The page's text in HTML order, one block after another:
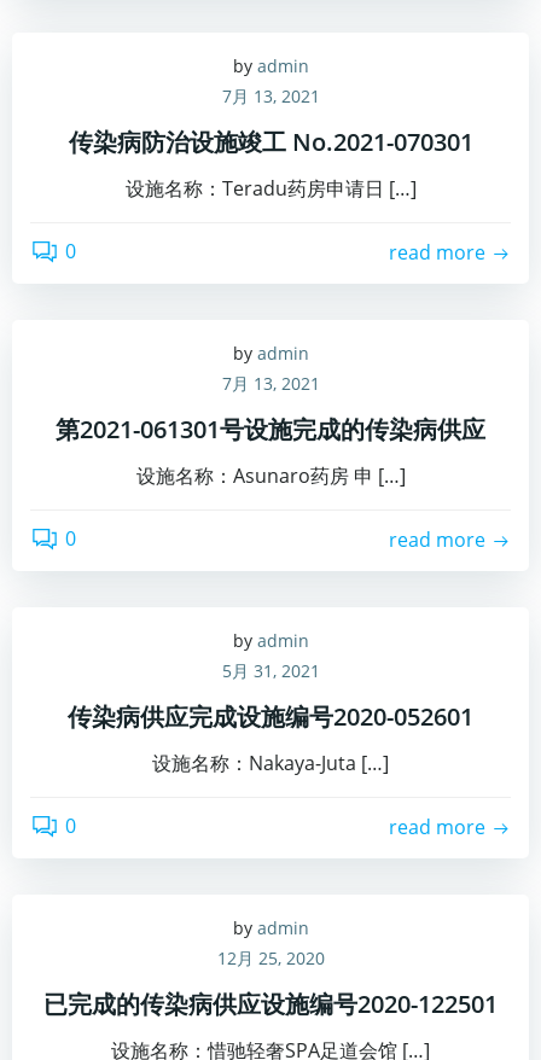
by admin
7月 13, 2021
传染病防治设施竣工 No.2021-070301
设施名称：Teradu药房申请日 […]
0 read more
by admin
7月 13, 2021
第2021-061301号设施完成的传染病供应
设施名称：Asunaro药房 申 […]
0 read more
by admin
5月 31, 2021
传染病供应完成设施编号2020-052601
设施名称：Nakaya-Juta […]
0 read more
by admin
12月 25, 2020
已完成的传染病供应设施编号2020-122501
设施名称：惜驰轻奢SPA足道会馆 […]